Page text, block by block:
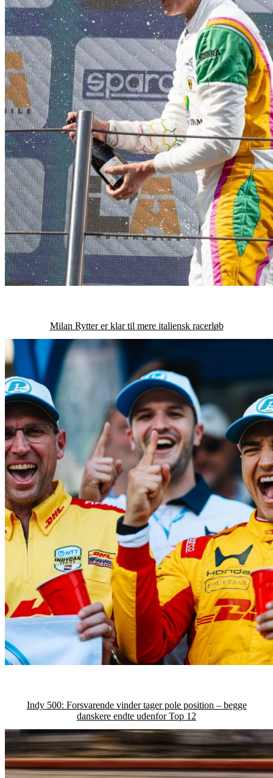
Milan Rytter er klar til mere italiensk racerløb
Indy 500: Forsvarende vinder tager pole position – begge
danskere endte udenfor Top 12